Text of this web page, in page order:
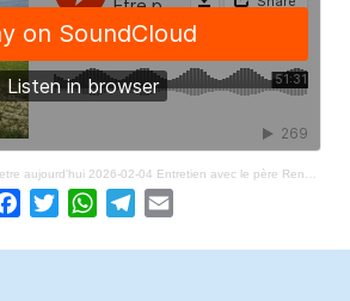
aujourd'hui 2026-02-04 Entretien avec le père René Luc
Facebook
TwitterWhatsApp
Telegram